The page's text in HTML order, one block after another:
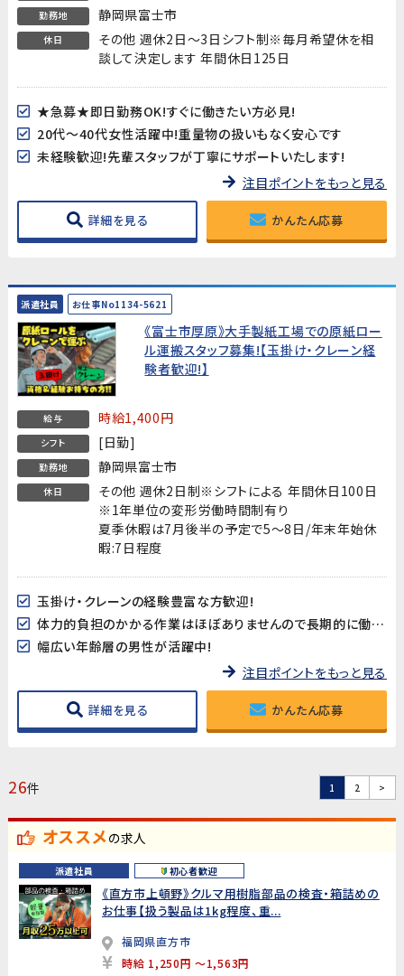
勤務地 静岡県富士市
休日
その他 週休2日～3日シフト制※毎月希望休を相
談して決定します 年間休日125日
★急募★即日勤務OK!すぐに働きたい方必見!
20代～40代女性活躍中!重量物の扱いもなく安心です
未経験歓迎!先輩スタッフが丁寧にサポートいたします!
注目ポイントをもっと見る
詳細を見る かんたん応募
派遣社員 お仕事No1134-5621
《富士市厚原》大手製紙工場での原紙ロー
ル運搬スタッフ募集!【玉掛け・クレーン経
験者歓迎!】
給与 時給1,400円
シフト [日勤]
勤務地 静岡県富士市
休日
その他 週休2日制※シフトによる 年間休日100日
※1年単位の変形労働時間制有り
夏季休暇は7月後半の予定で5～8日/年末年始休
暇:7日程度
玉掛け・クレーンの経験豊富な方歓迎!
体力的負担のかかる作業はほぼありませんので長期的に働きやすい♪
幅広い年齢層の男性が活躍中!
注目ポイントをもっと見る
詳細を見る かんたん応募
26件 1 2 >
オススメの求人
派遣社員 初心者歓迎
《直方市上頓野》クルマ用樹脂部品の検査・箱詰めの
お仕事【扱う製品は1kg程度、重...
福岡県直方市
時給 1,250円 ～1,563円